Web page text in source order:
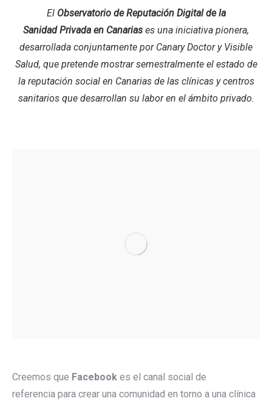
El Observatorio de Reputación Digital de la
Sanidad Privada en Canarias es una iniciativa pionera,
desarrollada conjuntamente por Canary Doctor y Visible
Salud, que pretende mostrar semestralmente el estado de
la reputación social en Canarias de las clínicas y centros
sanitarios que desarrollan su labor en el ámbito privado.
Creemos que Facebook es el canal social de
referencia para crear una comunidad en torno a una clínica